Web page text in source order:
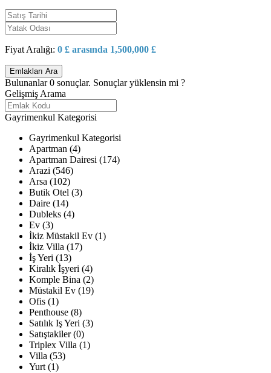
Fiyat Aralığı: 0 £ arasında 1,500,000 £
Bulunanlar0 sonuçlar. Sonuçlar yüklensin mi ?
Gelişmiş Arama
Gayrimenkul Kategorisi
Gayrimenkul Kategorisi
Apartman (4)
Apartman Dairesi (174)
Arazi (546)
Arsa (102)
Butik Otel (3)
Daire (14)
Dubleks (4)
Ev (3)
İkiz Müstakil Ev (1)
İkiz Villa (17)
İş Yeri (13)
Kiralık İşyeri (4)
Komple Bina (2)
Müstakil Ev (19)
Ofis (1)
Penthouse (8)
Satılık Iş Yeri (3)
Satıştakiler (0)
Triplex Villa (1)
Villa (53)
Yurt (1)